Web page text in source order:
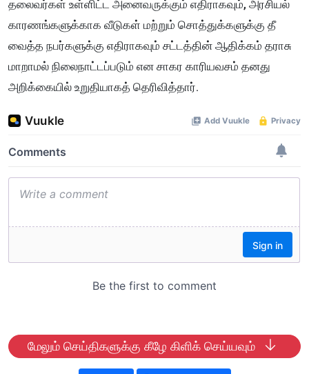
தலைவர்கள் உள்ளிட்ட அனைவருக்கும் எதிராகவும், அரசியல்
காரணங்களுக்காக வீடுகள் மற்றும் சொத்துக்களுக்கு தீ
வைத்த நபர்களுக்கு எதிராகவும் சட்டத்தின் ஆதிக்கம் தராசு
மாறாமல் நிலைநாட்டப்படும் என சாகர காரியவசம் தனது
அறிக்கையில் உறுதியாகத் தெரிவித்தார்.
மேலும் செய்திகளுக்கு கீழே கிளிக் செய்யவும்